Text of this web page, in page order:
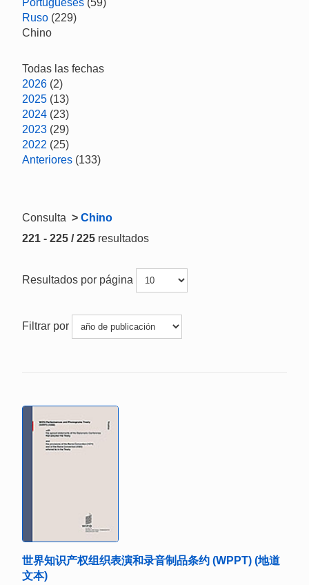
Portugueses (59)
Ruso (229)
Chino
Todas las fechas
2026 (2)
2025 (13)
2024 (23)
2023 (29)
2022 (25)
Anteriores (133)
Consulta > Chino
221 - 225 / 225 resultados
Resultados por página
Filtrar por
世界知识产权组织表演和录音制品条约 (WPPT) (地道
文本)